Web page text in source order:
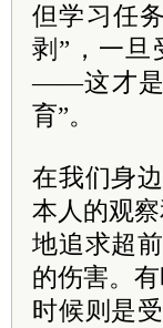
但学习任
剥”，一旦
——这才是
育”。
在我们身
本人的观
地追求超
的伤害。
时候则是